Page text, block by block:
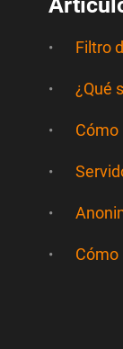
Filtro
¿Qué
Cómo
Cómo